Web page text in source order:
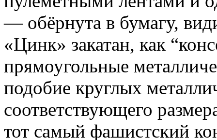
— обёрнута в бумагу,
«Цинк» закатан, как
прямоугольные
подобие круглых
соответствующего
тот самый фашистский